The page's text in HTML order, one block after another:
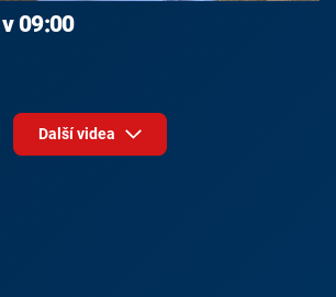
09:00
Další videa